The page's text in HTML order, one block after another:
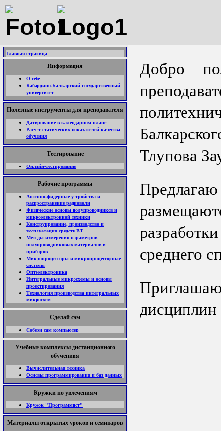
Главная страница
Информация
О себе
Кабардино-Балкарский государственный
университет
Полезные инструменты для преподавателя
Датирование в календарном плане
Расчет статических показателей качества
обучения
Тестирование
Онлайн-тестирование
Рабочие программы
Антенно-фидерные устройства и
распространение радиоволн
Физические основы полупроводников и
микроэлектронной техники
Конструирование, производство и
эксплуатация средств ВТ
Методы измерения параметров
полупроводниковых материалов и
приборов
Микропроцессоры и микропроцессорные
системы
Оптоэлектроника
Интегральные микросхемы и основы
проектирования
Технология производства интегральных
микросхем
Сделай сам
Собери сам компьютер
Учебные комплексы дистанционного
обучениия
Вычислительная техника
Основы программирования и баз данных
Кружки по увлечениям
Кружок "Программист"
Материалы открытых уроков и семинаров
Добро
Тлупова
среднего